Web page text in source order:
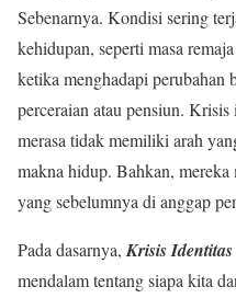
Sebenarnya. Kondisi sering
kehidupan, seperti masa
ketika menghadapi perubahan
perceraian atau pensiun.
merasa tidak memiliki arah
makna hidup. Bahkan,
yang sebelumnya di anggap
Pada dasarnya, Krisis Identitas
mendalam tentang siapa kita